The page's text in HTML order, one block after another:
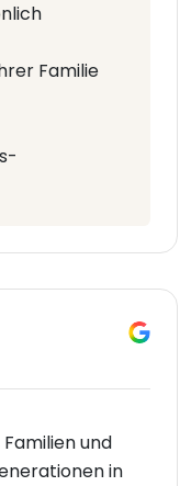
Familie
und
in